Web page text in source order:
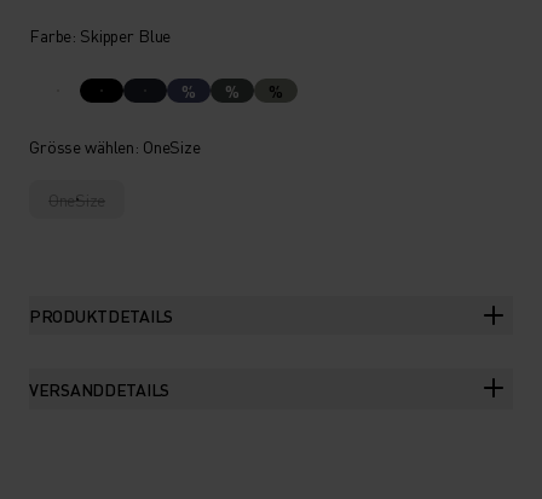
Farbe: Skipper Blue
% % %
Grösse wählen: OneSize
OneSize
PRODUKTDETAILS
VERSANDDETAILS